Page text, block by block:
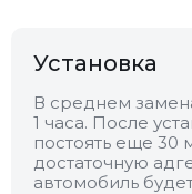
Обогрев
Установка
В среднем
1 часа. После
постоять еще 30
достаточную
автомобиль